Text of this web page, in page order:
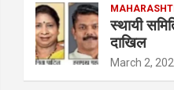
s
A
p
b
o
o
dI
n
स्थायी
दाखिल
March 2,